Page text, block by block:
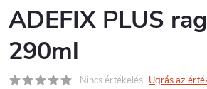
ADEFIX PLUS
290ml
Nincs értékelés Ugrás az